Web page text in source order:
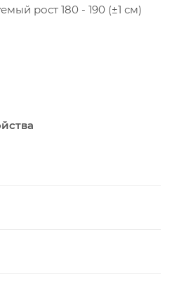
рост 180 - 190 (±1 см)